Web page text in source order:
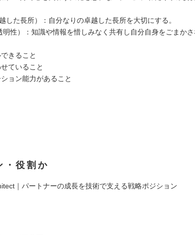
した長所）：自分なりの卓越した長所を大切にする。
性）：知識や情報を惜しみなく共有し自分自身をごまか
きること
ていること
ョン能力があること
・役割か
｜パートナーの成長を技術で支える戦略ポジション